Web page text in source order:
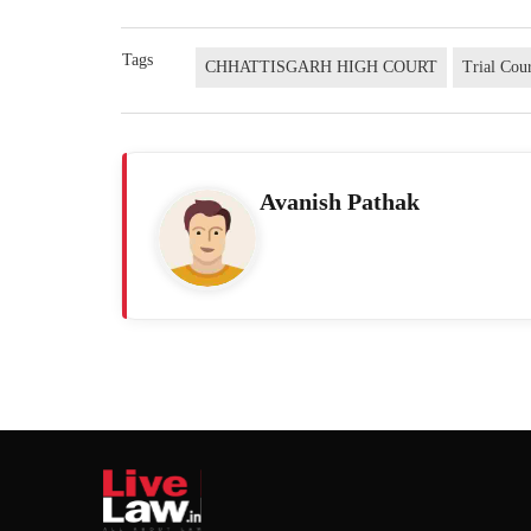
Tags CHHATTISGARH HIGH COURT Trial
Avanish Pathak